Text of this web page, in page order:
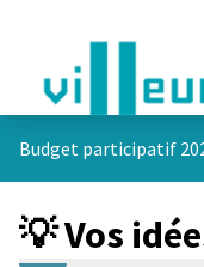
Budget participatif
💡 Vos